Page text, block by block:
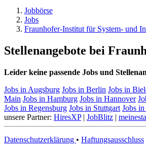
Jobbörse
Jobs
Fraunhofer-Institut für System- und
Stellenangebote bei
Leider keine passende Jobs und
Jobs in Augsburg Jobs in Berlin Jobs in
Main Jobs in Hamburg Jobs in Hannover
Jobs in Regensburg Jobs in Stuttgart Jobs
unsere Partner: HiresXP| JobBlitz |
Datenschutzerklärung • Haftungsausschluss